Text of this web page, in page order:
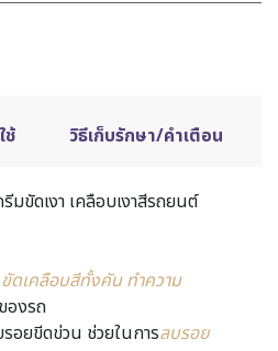
ช้ วิธีเก็บรักษา/คำเตือน
ขัดเงา เคลือบเงาสีรถยนต์
ขัดเคลือบสีทั้งคัน ทำความ
ของรถ
ยขีดข่วน ช่วยในการลบรอย